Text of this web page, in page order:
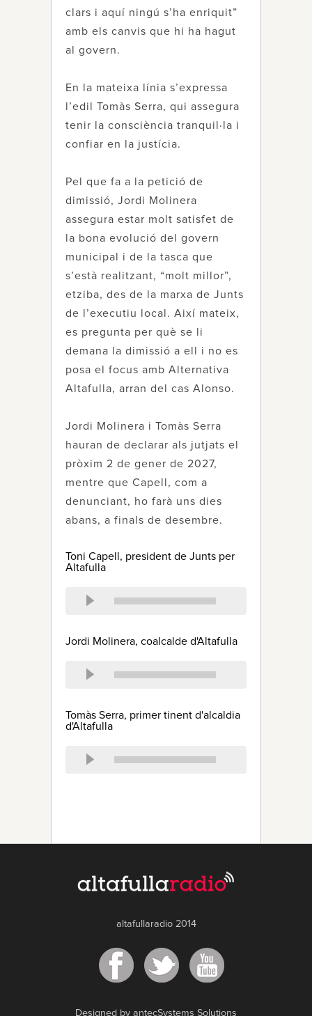
clars i aquí ningú s’ha enriquit”
amb els canvis que hi ha hagut
al govern.
En la mateixa línia s’expressa
l’edil Tomàs Serra, qui assegura
tenir la consciència tranquil·la i
confiar en la justícia.
Pel que fa a la petició de
dimissió, Jordi Molinera
assegura estar molt satisfet de
la bona evolució del govern
municipal i de la tasca que
s’està realitzant, “molt millor”,
etziba, des de la marxa de Junts
de l’executiu local. Així mateix,
es pregunta per què se li
demana la dimissió a ell i no es
posa el focus amb Alternativa
Altafulla, arran del cas Alonso.
Jordi Molinera i Tomàs Serra
hauran de declarar als jutjats el
pròxim 2 de gener de 2027,
mentre que Capell, com a
denunciant, ho farà uns dies
abans, a finals de desembre.
Toni Capell, president de Junts per
Altafulla
Jordi Molinera, coalcalde d'Altafulla
Tomàs Serra, primer tinent d'alcaldia
d'Altafulla
altafullaradio 2014
Designed by antecSystems Solutions